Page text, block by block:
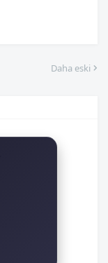
Daha eski